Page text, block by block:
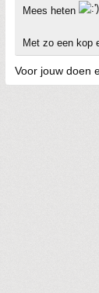
Mees heten
Met zo een kop
Voor jouw doen